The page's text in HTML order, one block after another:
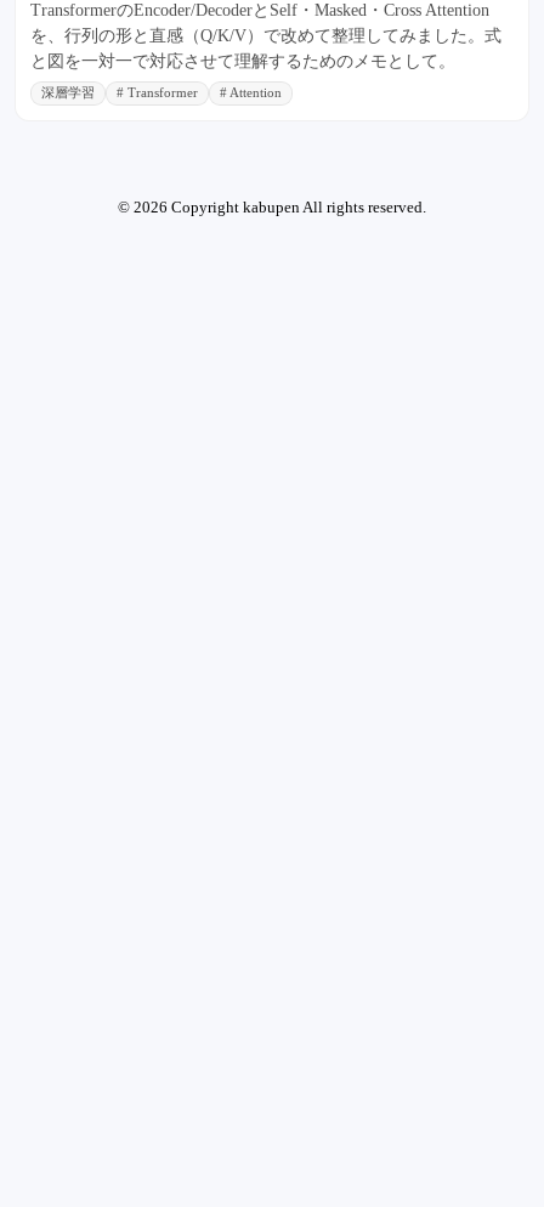
TransformerのEncoder/DecoderとSelf・Masked・Cross Attention
を、行列の形と直感（Q/K/V）で改めて整理してみました。式
と図を一対一で対応させて理解するためのメモとして。
深層学習 # Transformer # Attention
© 2026 Copyright kabupen All rights reserved.